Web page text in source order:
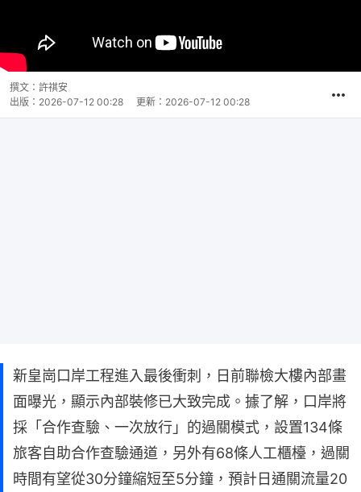
撰文： 許祺安
出版： 2026-07-12 00:28 更新： 2026-07-12 00:28
新皇崗口岸工程進入最後衝刺，日前聯檢大樓內部畫
面曝光，顯示內部裝修已大致完成。據了解，口岸將
採「合作查驗、一次放行」的過關模式，設置134條
旅客自助合作查驗通道，另外有68條人工櫃檯，過關
時間有望從30分鐘縮短至5分鐘，預計日通關流量20